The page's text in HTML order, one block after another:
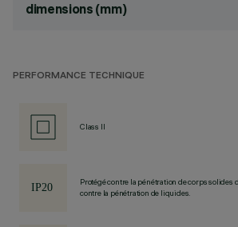
dimensions (mm)
PERFORMANCE TECHNIQUE
Class II
Protégé contre la pénétration de corps solides
contre la pénétration de liquides.